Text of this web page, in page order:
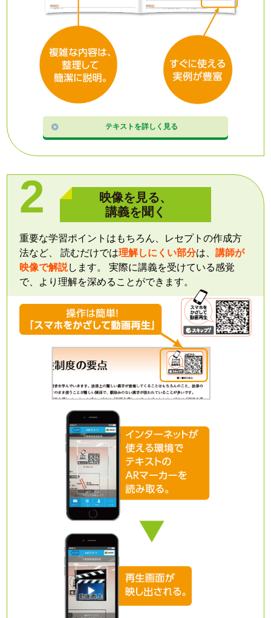
テキストを詳しく見る
映像を見る、
講義を聞く
重要な学習ポイントはもちろん、レセプトの作成方
法など、 読むだけでは理解しにくい部分は、講師が
映像で解説します。 実際に講義を受けている感覚
で、より理解を深めることができます。